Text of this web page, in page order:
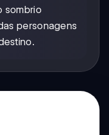
sombrio
personagens